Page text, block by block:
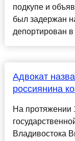
подкупе и
был задержан
депортирован
Адвокат
россиянина
На протяжении
Владивостока